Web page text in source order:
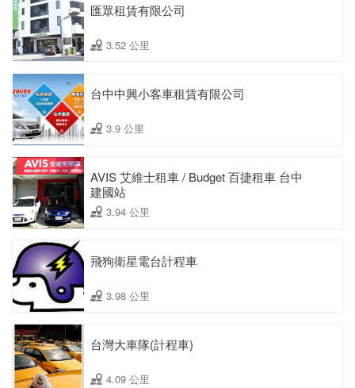
匯眾租賃有限公司
3.52 公里
台中中興小客車租賃有限公司
3.9 公里
AVIS 艾維士租車 / Budget 百捷租車 台中
建國站
3.94 公里
飛狗衛星電台計程車
3.98 公里
台灣大車隊(計程車)
4.09 公里